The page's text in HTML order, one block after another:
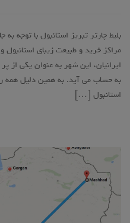
بلیط چارتر تبریز استانبول با توجه
مراکز خرید و طبیعت زیبای استانبول
ایرانیان، این شهر به عنوان یکی از
به حساب می آید. به همین دلیل همه
استانبول […]